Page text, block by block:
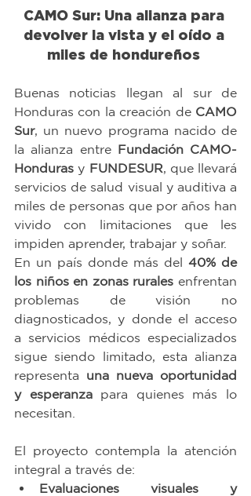
CAMO Sur: Una alianza para
devolver la vista y el oído a
miles de hondureños
Buenas noticias llegan al sur de
Honduras con la creación de CAMO
Sur, un nuevo programa nacido de
la alianza entre Fundación CAMO-
Honduras y FUNDESUR, que llevará
servicios de salud visual y auditiva a
miles de personas que por años han
vivido con limitaciones que les
impiden aprender, trabajar y soñar.
En un país donde más del 40% de
los niños en zonas rurales enfrentan
problemas de visión no
diagnosticados, y donde el acceso
a servicios médicos especializados
sigue siendo limitado, esta alianza
representa una nueva oportunidad
y esperanza para quienes más lo
necesitan.
El proyecto contempla la atención
integral a través de:
Evaluaciones visuales y